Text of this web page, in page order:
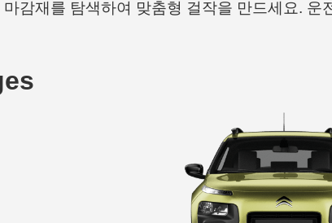
감재를 탐색하여 맞춤형 걸작을 만드세요. 운